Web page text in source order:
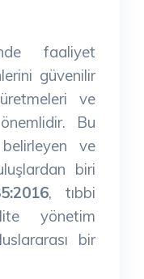
faaliyet
güvenilir
ve
Bu
ve
biri
, tıbbi
yönetim
bir